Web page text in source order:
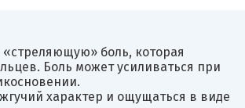
боль, которая
Боль может усиливаться при
характер и ощущаться в виде